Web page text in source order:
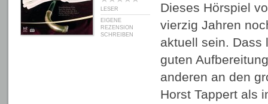
LESER
EIGENE
REZENSION
SCHREIBEN
Dieses Hörspiel
vierzig Jahren
aktuell sein. Dass
guten
anderen an den
Horst Tappert als